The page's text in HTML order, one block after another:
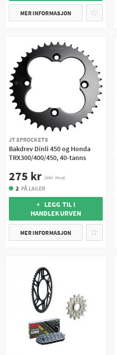
MER INFORMASJON
JT SPROCKETS
Bakdrev Dinli 450 og Honda
TRX300/400/450, 40-tanns
275 kr (inkl. mva)
2 PÅ LAGER
+ LEGG TIL I
HANDLEKURVEN
MER INFORMASJON